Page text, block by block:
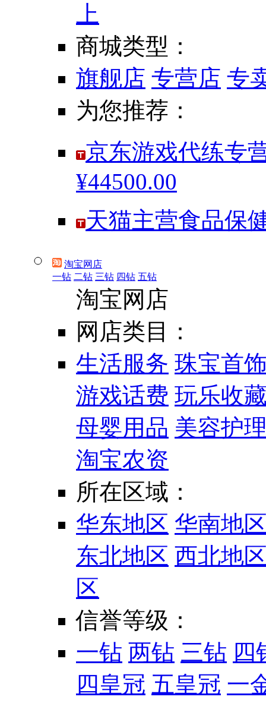
上
商城类型：
旗舰店 专营店 专
为您推荐：
京东游戏代练专
¥44500.00
天猫主营食品保
淘宝网店
一钻 二钻 三钻 四钻 五钻
淘宝网店
网店类目：
生活服务 珠宝首
游戏话费 玩乐收
母婴用品 美容护
淘宝农资
所在区域：
华东地区 华南地
东北地区 西北地
区
信誉等级：
一钻 两钻 三钻 四
四皇冠 五皇冠 一